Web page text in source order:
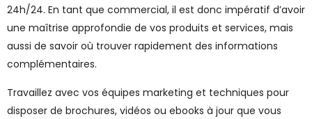
24h/24. En tant que commercial, il est donc impératif d’avoir
une maîtrise approfondie de vos produits et services, mais
aussi de savoir où trouver rapidement des informations
complémentaires.
Travaillez avec vos équipes marketing et techniques pour
disposer de brochures, vidéos ou ebooks à jour que vous